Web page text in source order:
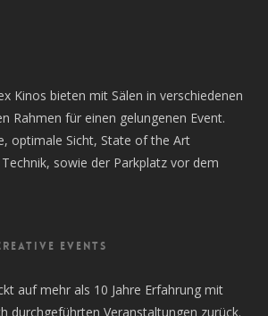
Kinos bieten mit Sälen in verschiedenen
Rahmen für einen gelungenen Event.
optimale Sicht, State of the Art
sowie der Parkplatz vor dem
EVENTS
auf mehr als 10 Jahre Erfahrung mit
durchgeführten Veranstaltungen zurück.